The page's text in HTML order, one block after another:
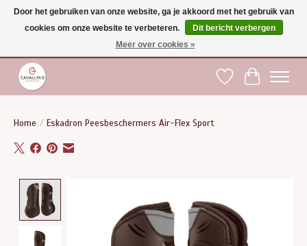
Gratis verzending vanaf €75 binnen BE - vanaf €100 naar EU | Voor 17:00 besteld is
dezelfde dag verzonden | Klantendienst: +32 (0)51 21 27 00 |
Verlanglijst
Home / Eskadron Peesbeschermers Air-Flex Sport
Door het gebruiken van onze website, ga je akkoord met het gebruik van
cookies om onze website te verbeteren.
Dit bericht verbergen
Meer over cookies »